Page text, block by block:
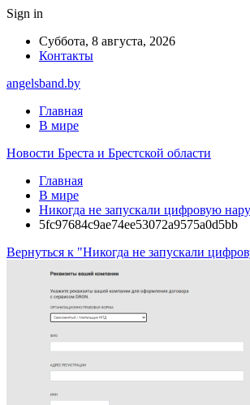
Sign in
Суббота, 8 августа, 2026
Контакты
angelsband.by
Главная
В мире
Новости Бреста и Брестской области
Главная
В мире
Никогда не запускали цифровую
5fc97684c9ae74ee53072a9575a0d5bb
Вернуться к "Никогда не запускали